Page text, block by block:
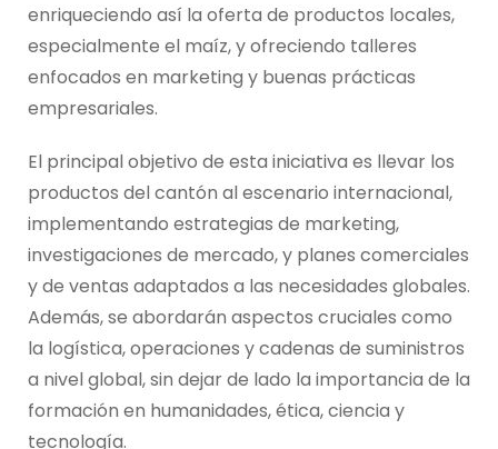
enriqueciendo así la oferta de productos locales,
especialmente el maíz, y ofreciendo talleres
enfocados en marketing y buenas prácticas
empresariales.
El principal objetivo de esta iniciativa es llevar los
productos del cantón al escenario internacional,
implementando estrategias de marketing,
investigaciones de mercado, y planes comerciales
y de ventas adaptados a las necesidades globales.
Además, se abordarán aspectos cruciales como
la logística, operaciones y cadenas de suministros
a nivel global, sin dejar de lado la importancia de la
formación en humanidades, ética, ciencia y
tecnología.